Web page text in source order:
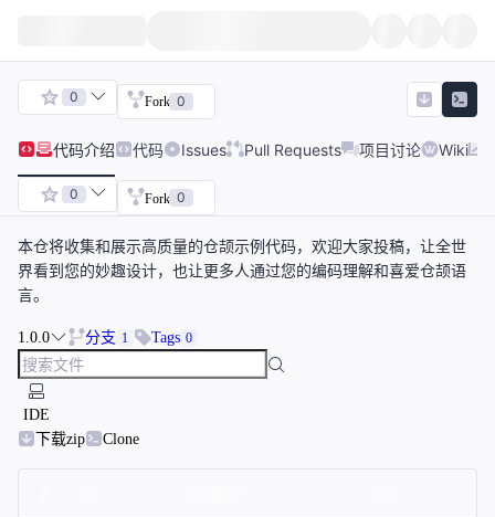
0 Fork 0
代码介绍 代码 Issues Pull Requests 项目讨论 Wiki
0 Fork 0
本仓将收集和展示高质量的仓颉示例代码，欢迎大家投稿，让全世
界看到您的妙趣设计，也让更多人通过您的编码理解和喜爱仓颉语
言。
1.0.0 分支 1 Tags 0
IDE
下载zip
Clone